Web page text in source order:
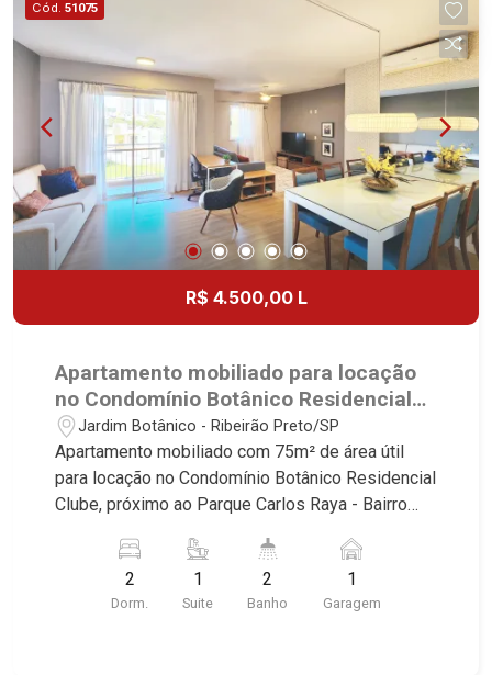
Cód. 51075
R$ 4.500,00 L
Apartamento mobiliado para locação
no Condomínio Botânico Residencial
Clube, próximo ao Parque Carlos Raya
- Ribeirão Preto/SP.
Jardim Botânico - Ribeirão Preto/SP
Apartamento mobiliado com 75m² de área útil
para locação no Condomínio Botânico Residencial
Clube, próximo ao Parque Carlos Raya - Bairro
características deste imóvel que a Martinelli
Imobiliária selecionou para você: - 75m² de área
útil - 2 dormitórios com armários e ar-
2
Dorm.
1
Suite
2
Banho
1
Garagem